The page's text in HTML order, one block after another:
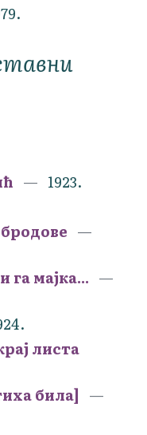
1923.
га мајка...
листа
била]